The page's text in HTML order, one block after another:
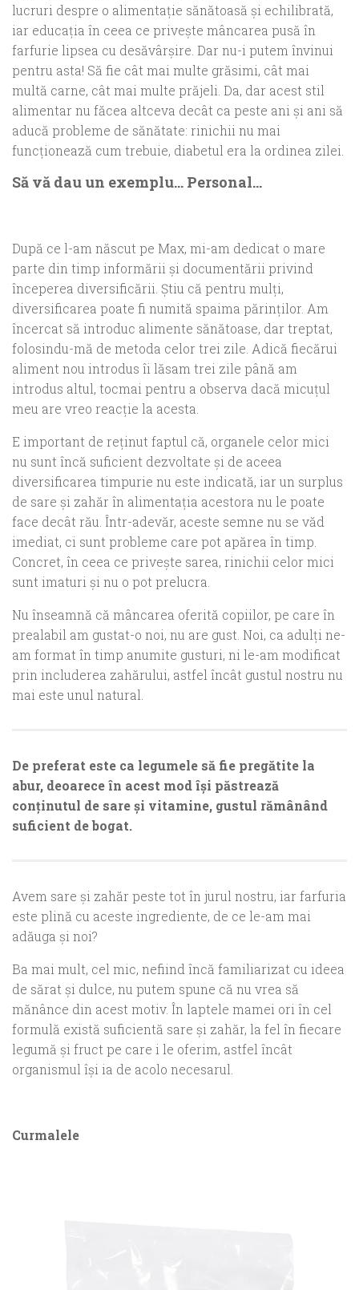
lucruri despre o alimentaţie sănătoasă şi echilibrată,
iar educaţia în ceea ce priveşte mâncarea pusă în
farfurie lipsea cu desăvârşire. Dar nu-i putem învinui
pentru asta! Să fie cât mai multe grăsimi, cât mai
multă carne, cât mai multe prăjeli. Da, dar acest stil
alimentar nu făcea altceva decât ca peste ani şi ani să
aducă probleme de sănătate: rinichii nu mai
funcţionează cum trebuie, diabetul era la ordinea zilei.
Să vă dau un exemplu… Personal…
După ce l-am născut pe Max, mi-am dedicat o mare
parte din timp informării şi documentării privind
începerea diversificării. Ştiu că pentru mulţi,
diversificarea poate fi numită spaima părinţilor. Am
încercat să introduc alimente sănătoase, dar treptat,
folosindu-mă de metoda celor trei zile. Adică fiecărui
aliment nou introdus îi lăsam trei zile până am
introdus altul, tocmai pentru a observa dacă micuţul
meu are vreo reacţie la acesta.
E important de reţinut faptul că, organele celor mici
nu sunt încă suficient dezvoltate şi de aceea
diversificarea timpurie nu este indicată, iar un surplus
de sare şi zahăr în alimentaţia acestora nu le poate
face decât rău. Într-adevăr, aceste semne nu se văd
imediat, ci sunt probleme care pot apărea în timp.
Concret, în ceea ce priveşte sarea, rinichii celor mici
sunt imaturi şi nu o pot prelucra.
Nu înseamnă că mâncarea oferită copiilor, pe care în
prealabil am gustat-o noi, nu are gust. Noi, ca adulţi ne-
am format în timp anumite gusturi, ni le-am modificat
prin includerea zahărului, astfel încât gustul nostru nu
mai este unul natural.
De preferat este ca legumele să fie pregătite la
abur, deoarece în acest mod îşi păstrează
conţinutul de sare şi vitamine, gustul rămânând
suficient de bogat.
Avem sare şi zahăr peste tot în jurul nostru, iar farfuria
este plină cu aceste ingrediente, de ce le-am mai
adăuga şi noi?
Ba mai mult, cel mic, nefiind încă familiarizat cu ideea
de sărat şi dulce, nu putem spune că nu vrea să
mănânce din acest motiv. În laptele mamei ori în cel
formulă există suficientă sare şi zahăr, la fel în fiecare
legumă şi fruct pe care i le oferim, astfel încât
organismul îşi ia de acolo necesarul.
Curmalele